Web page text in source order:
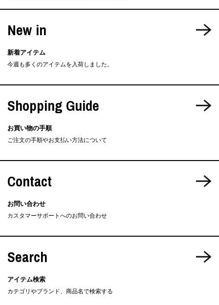
New in
新着アイテム
今週も多くのアイテムを入荷しました。
Shopping Guide
お買い物の手順
ご注文の手順やお支払い方法について
Contact
お問い合わせ
カスタマーサポートへのお問い合わせ
Search
アイテム検索
カテゴリやブランド、商品名で検索する